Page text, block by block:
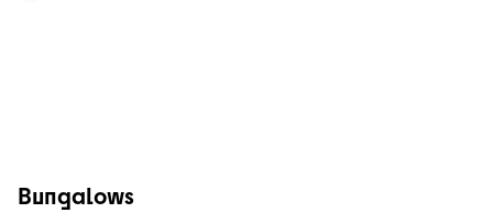
Bungalows